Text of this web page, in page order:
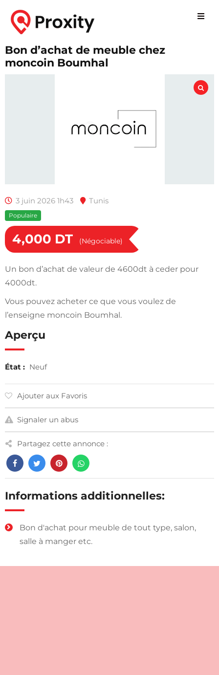
Bon d’achat de meuble chez
moncoin Boumhal
3 juin 2026 1h43 Tunis
Populaire
4,000 DT (Négociable)
Un bon d’achat de valeur de 4600dt à ceder pour
4000dt.
Vous pouvez acheter ce que vous voulez de
l’enseigne moncoin Boumhal.
Aperçu
État : Neuf
Ajouter aux Favoris
Signaler un abus
Partagez cette annonce :
Informations additionnelles:
Bon d'achat pour meuble de tout type, salon,
salle à manger etc.